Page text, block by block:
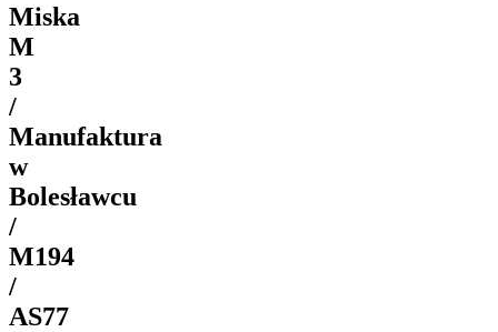
Miska
M
3
/
Manufaktura
w
Bolesławcu
/
M194
/
AS77